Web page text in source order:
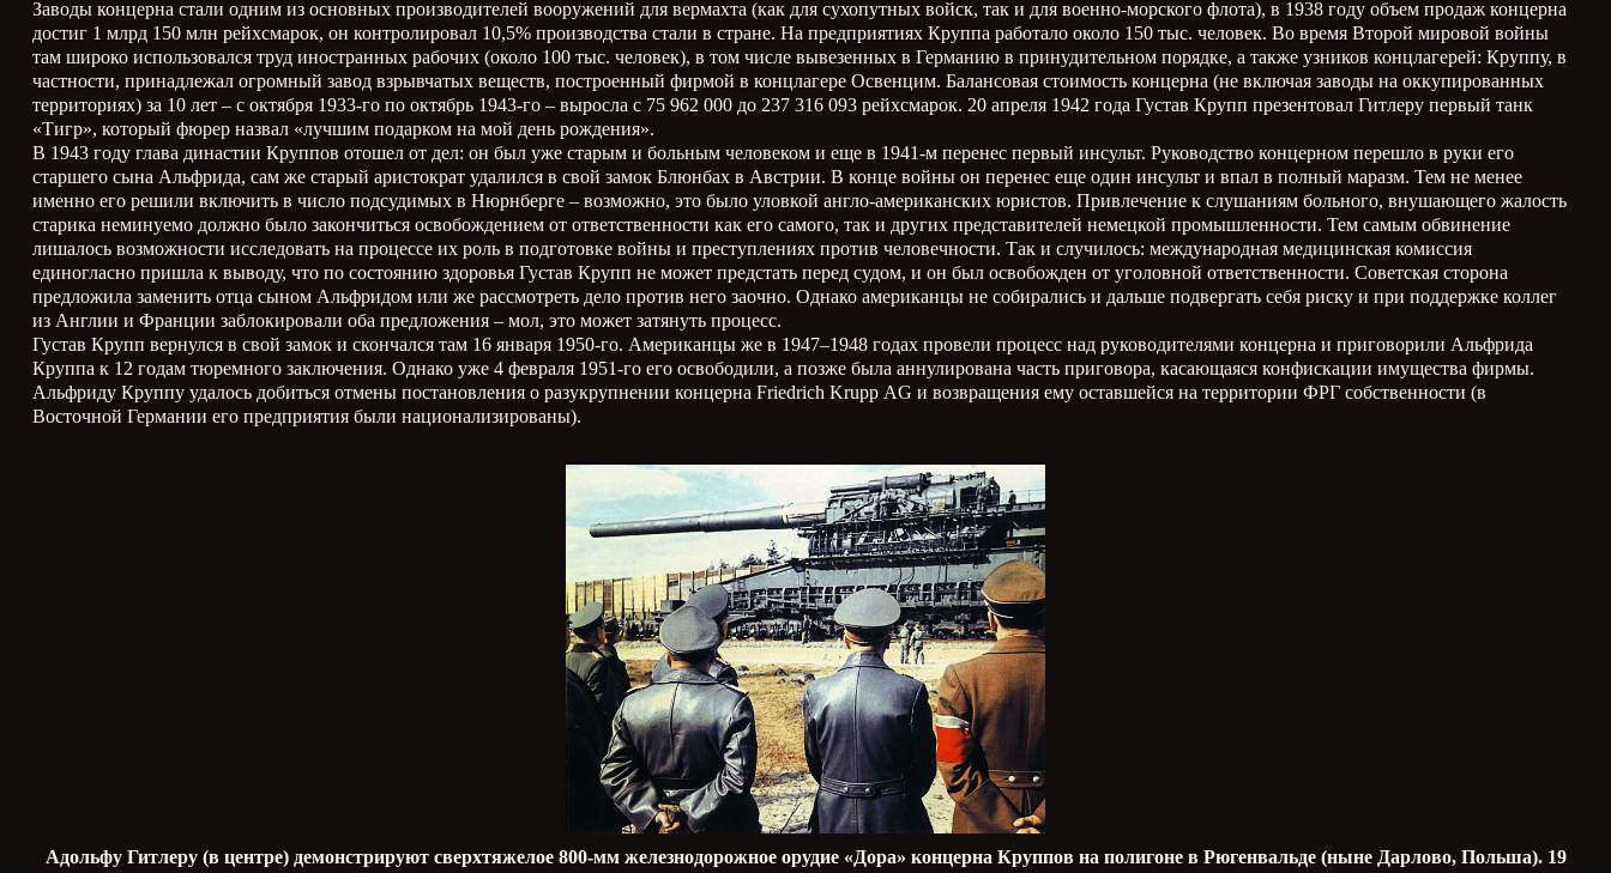
Заводы концерна стали одним из основных производителей вооружений для вермахта (как для сухопутных войск, так и для военно-морского флота), в 1938 году объем продаж концерна
достиг 1 млрд 150 млн рейхсмарок, он контролировал 10,5% производства стали в стране. На предприятиях Круппа работало около 150 тыс. человек. Во время Второй мировой войны
там широко использовался труд иностранных рабочих (около 100 тыс. человек), в том числе вывезенных в Германию в принудительном порядке, а также узников концлагерей: Круппу, в
частности, принадлежал огромный завод взрывчатых веществ, построенный фирмой в концлагере Освенцим. Балансовая стоимость концерна (не включая заводы на оккупированных
территориях) за 10 лет – с октября 1933-го по октябрь 1943-го – выросла с 75 962 000 до 237 316 093 рейхсмарок. 20 апреля 1942 года Густав Крупп презентовал Гитлеру первый танк
«Тигр», который фюрер назвал «лучшим подарком на мой день рождения».
В 1943 году глава династии Круппов отошел от дел: он был уже старым и больным человеком и еще в 1941-м перенес первый инсульт. Руководство концерном перешло в руки его
старшего сына Альфрида, сам же старый аристократ удалился в свой замок Блюнбах в Австрии. В конце войны он перенес еще один инсульт и впал в полный маразм. Тем не менее
именно его решили включить в число подсудимых в Нюрнберге – возможно, это было уловкой англо-американских юристов. Привлечение к слушаниям больного, внушающего жалость
старика неминуемо должно было закончиться освобождением от ответственности как его самого, так и других представителей немецкой промышленности. Тем самым обвинение
лишалось возможности исследовать на процессе их роль в подготовке войны и преступлениях против человечности. Так и случилось: международная медицинская комиссия
единогласно пришла к выводу, что по состоянию здоровья Густав Крупп не может предстать перед судом, и он был освобожден от уголовной ответственности. Советская сторона
предложила заменить отца сыном Альфридом или же рассмотреть дело против него заочно. Однако американцы не собирались и дальше подвергать себя риску и при поддержке коллег
из Англии и Франции заблокировали оба предложения – мол, это может затянуть процесс.
Густав Крупп вернулся в свой замок и скончался там 16 января 1950-го. Американцы же в 1947–1948 годах провели процесс над руководителями концерна и приговорили Альфрида
Круппа к 12 годам тюремного заключения. Однако уже 4 февраля 1951-го его освободили, а позже была аннулирована часть приговора, касающаяся конфискации имущества фирмы.
Альфриду Круппу удалось добиться отмены постановления о разукрупнении концерна Friedrich Krupp AG и возвращения ему оставшейся на территории ФРГ собственности (в
Восточной Германии его предприятия были национализированы).
Адольфу Гитлеру (в центре) демонстрируют сверхтяжелое 800-мм железнодорожное орудие «Дора» концерна Круппов на полигоне в Рюгенвальде (ныне Дарлово, Польша). 19